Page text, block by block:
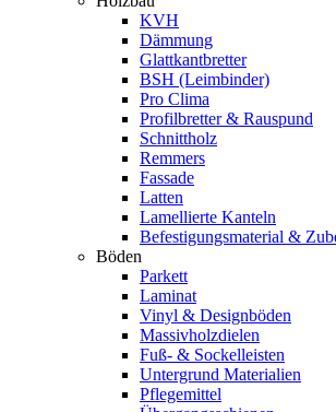
KVH
Dämmung
Glattkantbretter
BSH (Leimbinder)
Pro Clima
Profilbretter & Rauspund
Schnittholz
Remmers
Fassade
Latten
Lamellierte Kanteln
Befestigungsmaterial &
Böden
Parkett
Laminat
Vinyl & Designböden
Massivholzdielen
Fuß- & Sockelleisten
Untergrund Materialien
Pflegemittel